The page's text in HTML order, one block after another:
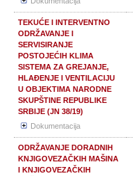
TEKUĆE I INTERVENTNO
ODRŽAVANJE I
SERVISIRANJE
POSTOJEĆIH KLIMA
SISTEMA ZA GREJANJE,
HLAĐENJE I VENTILACIJU
U OBJEKTIMA NARODNE
SKUPŠTINE REPUBLIKE
SRBIJE (JN 38/19)
Dokumentacija
ODRŽAVANJE DORADNIH
KNJIGOVEZAČKIH MAŠINA
I KNJIGOVEZAČKIH